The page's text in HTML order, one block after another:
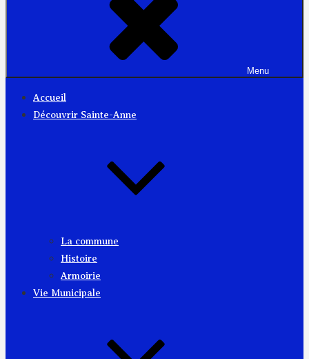
Menu
Accueil
Découvrir Sainte-Anne
La commune
Histoire
Armoirie
Vie Municipale